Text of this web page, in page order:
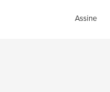
Assine